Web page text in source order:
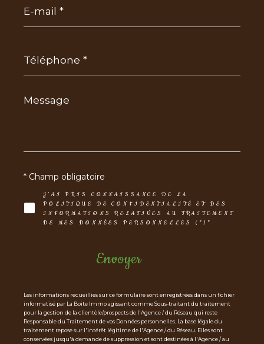
mail
*
Message
*
J'AI PRIS CONNAISSANCE DE LA
POLITIQUE DE CONFIDENTIALITÉ ET DES
INFORMATIONS RELATIVES AU TRAITEMENT
DE MES DONNÉES PERSONNELLES (*)*
* Champ obligatoire
Envoyer
Les informations recueillies sur ce formulaire sont enregistrées dans un fichier
informatisé par La Boite Immo agissant comme Sous-traitant du traitement
pour la gestion de la clientèle/prospects de l'Agence / du Réseau qui reste
Responsable du Traitement de vos Données personnelles. La base légale du
traitement repose sur l'intérêt légitime de l'Agence / du Réseau. Elles sont
conservées jusqu'à demande de suppression et sont destinées à l'Agence / au